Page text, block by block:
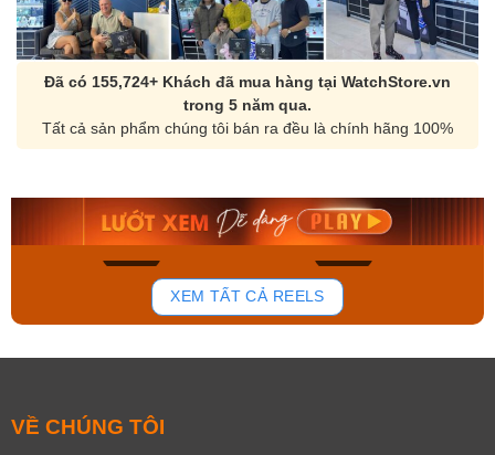
Đã có 155,724+ Khách đã mua hàng tại WatchStore.vn
trong 5 năm qua.
Tất cả sản phẩm chúng tôi bán ra đều là chính hãng 100%
150
Orient Nam RA-
Mua ngay
Casio Nam MTS-
Mua ngay
XEM TẤT CẢ REELS
VỀ CHÚNG TÔI